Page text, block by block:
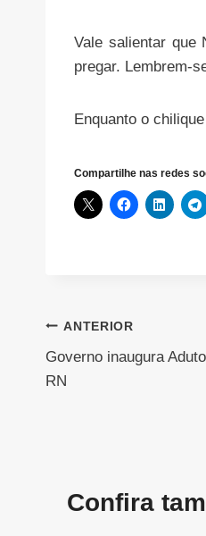
Vale salientar que
pregar. Lembrem-
Enquanto o
Compartilhe nas redes
Navegação
de
ANTERIOR
Governo inaugura
RN
Confira